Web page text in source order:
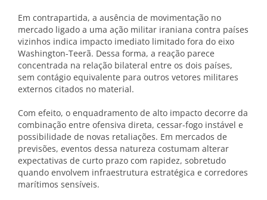
Em contrapartida, a ausência de movimentação no
mercado ligado a uma ação militar iraniana contra países
vizinhos indica impacto imediato limitado fora do eixo
Washington-Teerã. Dessa forma, a reação parece
concentrada na relação bilateral entre os dois países,
sem contágio equivalente para outros vetores militares
externos citados no material.
Com efeito, o enquadramento de alto impacto decorre da
combinação entre ofensiva direta, cessar-fogo instável e
possibilidade de novas retaliações. Em mercados de
previsões, eventos dessa natureza costumam alterar
expectativas de curto prazo com rapidez, sobretudo
quando envolvem infraestrutura estratégica e corredores
marítimos sensíveis.